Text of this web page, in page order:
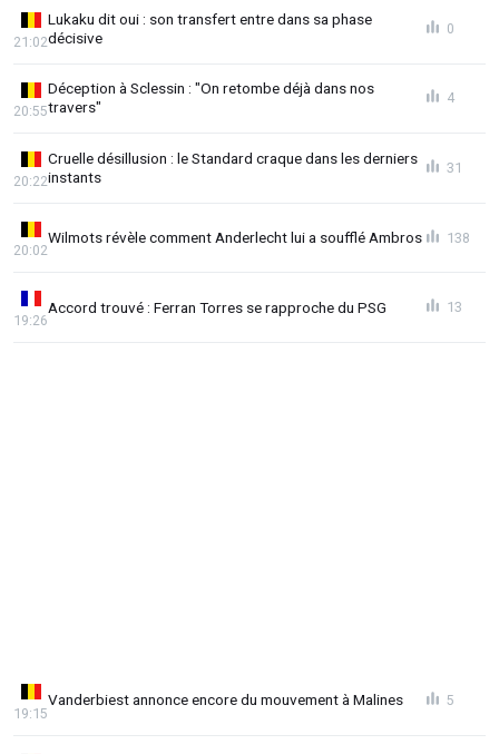
Lukaku dit oui : son transfert entre dans sa phase
décisive
21:02
0
Déception à Sclessin : "On retombe déjà dans nos
travers"
20:55
4
Cruelle désillusion : le Standard craque dans les derniers
instants
20:22
31
Wilmots révèle comment Anderlecht lui a soufflé Ambros
20:02
138
Accord trouvé : Ferran Torres se rapproche du PSG
19:26
13
Vanderbiest annonce encore du mouvement à Malines
19:15
5